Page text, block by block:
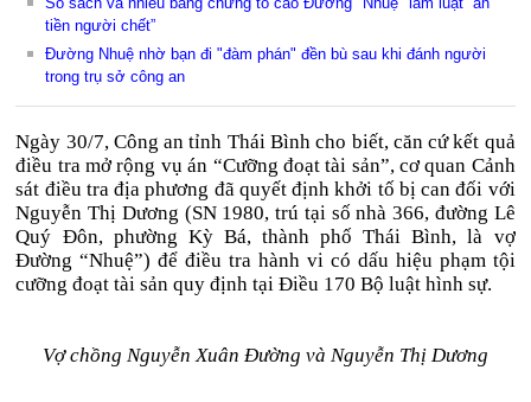
tiền người chết”
Đường Nhuệ nhờ bạn đi "đàm phán" đền bù sau khi đánh người
trong trụ sở công an
Ngày 30/7, Công an tỉnh Thái Bình cho biết, căn cứ kết quả
điều tra mở rộng vụ án “Cưỡng đoạt tài sản”, cơ quan Cảnh
sát điều tra địa phương đã quyết định khởi tố bị can đối với
Nguyễn Thị Dương (SN 1980, trú tại số nhà 366, đường Lê
Quý Đôn, phường Kỳ Bá, thành phố Thái Bình, là vợ
Đường “Nhuệ”) để điều tra hành vi có dấu hiệu phạm tội
cưỡng đoạt tài sản quy định tại Điều 170 Bộ luật hình sự.
Vợ chồng Nguyễn Xuân Đường và Nguyễn Thị Dương